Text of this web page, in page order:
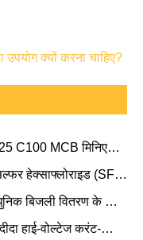
क्यों करना चाहिए?
C100 MCB मिनिएचर
हेक्साफ्लोराइड (SF₆)
में कैसे सुधार कर
बिजली वितरण के लिए
हाई-वोल्टेज करंट-